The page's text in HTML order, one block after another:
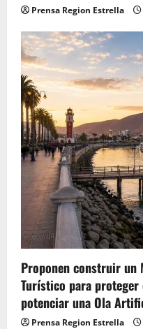
Prensa Region Estrella
Proponen construir un
Turístico para proteger
potenciar una Ola
Prensa Region Estrella